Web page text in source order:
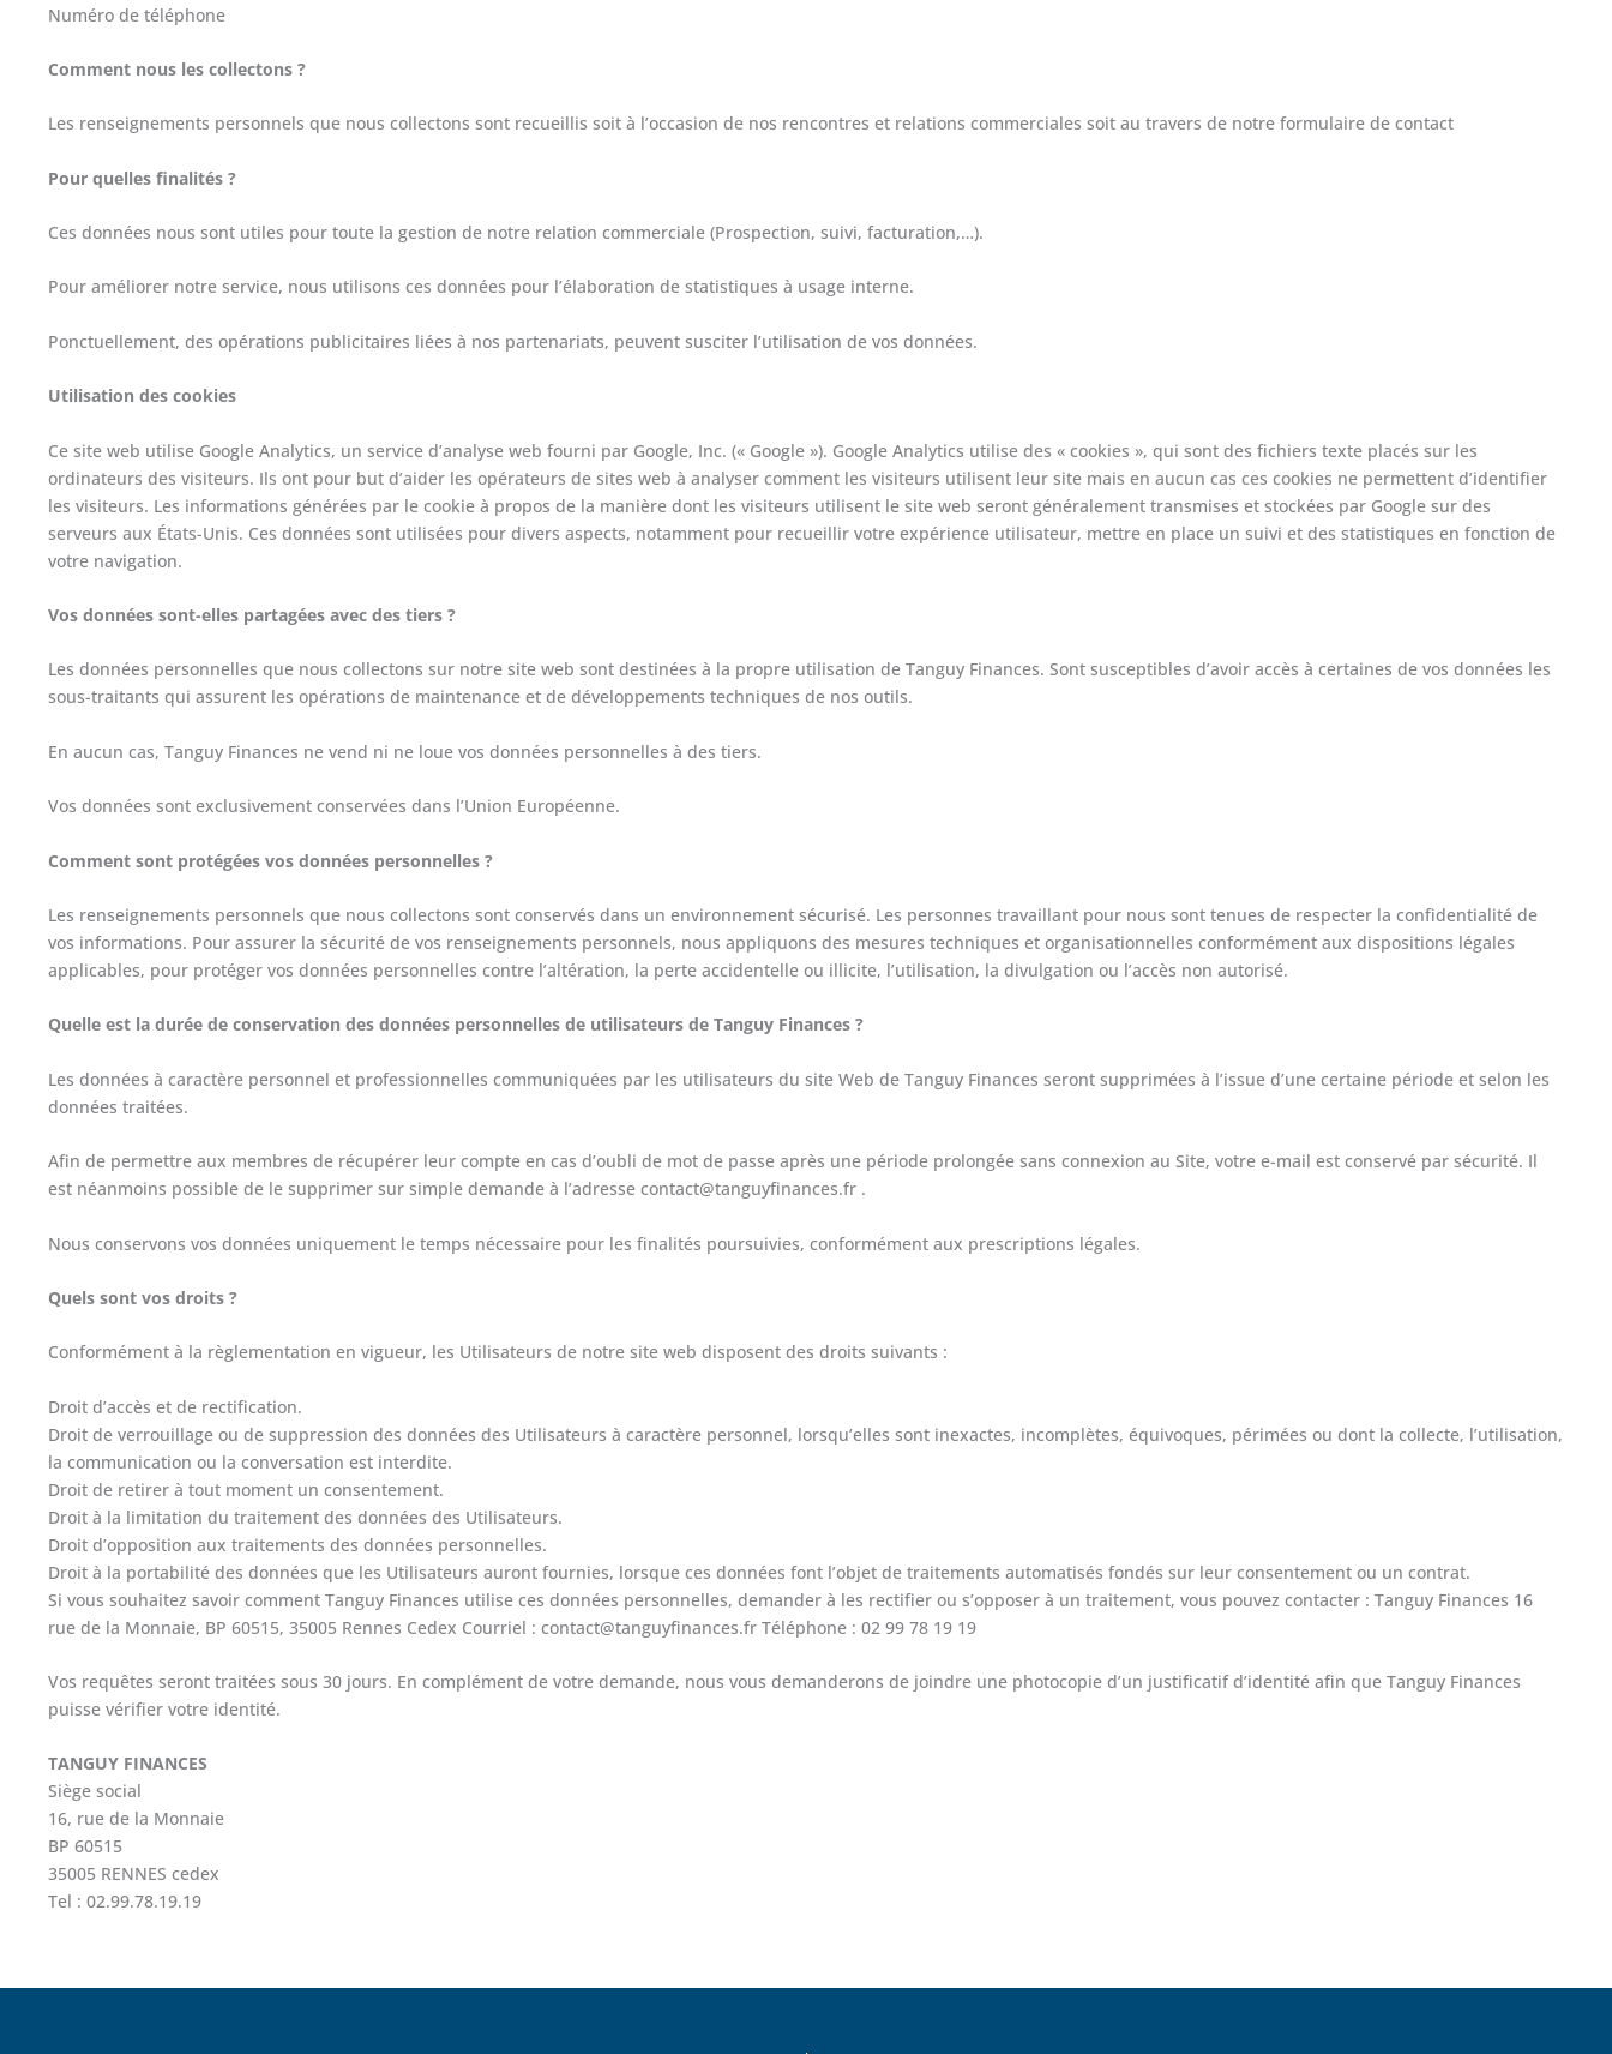
Numéro de téléphone
Comment nous les collectons ?
Les renseignements personnels que nous collectons sont recueillis soit à l’occasion de nos rencontres et relations commerciales soit au travers de notre formulaire de contact
Pour quelles finalités ?
Ces données nous sont utiles pour toute la gestion de notre relation commerciale (Prospection, suivi, facturation,…).
Pour améliorer notre service, nous utilisons ces données pour l’élaboration de statistiques à usage interne.
Ponctuellement, des opérations publicitaires liées à nos partenariats, peuvent susciter l’utilisation de vos données.
Utilisation des cookies
Ce site web utilise Google Analytics, un service d’analyse web fourni par Google, Inc. (« Google »). Google Analytics utilise des « cookies », qui sont des fichiers texte placés sur les
ordinateurs des visiteurs. Ils ont pour but d’aider les opérateurs de sites web à analyser comment les visiteurs utilisent leur site mais en aucun cas ces cookies ne permettent d’identifier
les visiteurs. Les informations générées par le cookie à propos de la manière dont les visiteurs utilisent le site web seront généralement transmises et stockées par Google sur des
serveurs aux États-Unis. Ces données sont utilisées pour divers aspects, notamment pour recueillir votre expérience utilisateur, mettre en place un suivi et des statistiques en fonction de
votre navigation.
Vos données sont-elles partagées avec des tiers ?
Les données personnelles que nous collectons sur notre site web sont destinées à la propre utilisation de Tanguy Finances. Sont susceptibles d’avoir accès à certaines de vos données les
sous-traitants qui assurent les opérations de maintenance et de développements techniques de nos outils.
En aucun cas, Tanguy Finances ne vend ni ne loue vos données personnelles à des tiers.
Vos données sont exclusivement conservées dans l’Union Européenne.
Comment sont protégées vos données personnelles ?
Les renseignements personnels que nous collectons sont conservés dans un environnement sécurisé. Les personnes travaillant pour nous sont tenues de respecter la confidentialité de
vos informations. Pour assurer la sécurité de vos renseignements personnels, nous appliquons des mesures techniques et organisationnelles conformément aux dispositions légales
applicables, pour protéger vos données personnelles contre l’altération, la perte accidentelle ou illicite, l’utilisation, la divulgation ou l’accès non autorisé.
Quelle est la durée de conservation des données personnelles de utilisateurs de Tanguy Finances ?
Les données à caractère personnel et professionnelles communiquées par les utilisateurs du site Web de Tanguy Finances seront supprimées à l’issue d’une certaine période et selon les
données traitées.
Afin de permettre aux membres de récupérer leur compte en cas d’oubli de mot de passe après une période prolongée sans connexion au Site, votre e-mail est conservé par sécurité. Il
est néanmoins possible de le supprimer sur simple demande à l’adresse contact@tanguyfinances.fr .
Nous conservons vos données uniquement le temps nécessaire pour les finalités poursuivies, conformément aux prescriptions légales.
Quels sont vos droits ?
Conformément à la règlementation en vigueur, les Utilisateurs de notre site web disposent des droits suivants :
Droit d’accès et de rectification.
Droit de verrouillage ou de suppression des données des Utilisateurs à caractère personnel, lorsqu’elles sont inexactes, incomplètes, équivoques, périmées ou dont la collecte, l’utilisation,
la communication ou la conversation est interdite.
Droit de retirer à tout moment un consentement.
Droit à la limitation du traitement des données des Utilisateurs.
Droit d’opposition aux traitements des données personnelles.
Droit à la portabilité des données que les Utilisateurs auront fournies, lorsque ces données font l’objet de traitements automatisés fondés sur leur consentement ou un contrat.
Si vous souhaitez savoir comment Tanguy Finances utilise ces données personnelles, demander à les rectifier ou s’opposer à un traitement, vous pouvez contacter : Tanguy Finances 16
rue de la Monnaie, BP 60515, 35005 Rennes Cedex Courriel : contact@tanguyfinances.fr Téléphone : 02 99 78 19 19
Vos requêtes seront traitées sous 30 jours. En complément de votre demande, nous vous demanderons de joindre une photocopie d’un justificatif d’identité afin que Tanguy Finances
puisse vérifier votre identité.
TANGUY FINANCES
Siège social
16, rue de la Monnaie
BP 60515
35005 RENNES cedex
Tel : 02.99.78.19.19